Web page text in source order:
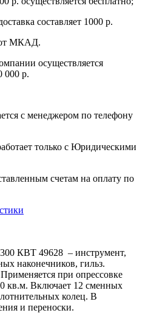
составляет 1000 р.
от МКАД.
осуществляется
000 р.
с менеджером по телефону
только с Юридическими
счетам на оплату по
КВТ 49628 – инструмент,
наконечников, гильз.
при опрессовке
кв.м. Включает 12 сменных
колец. В
и переноски.